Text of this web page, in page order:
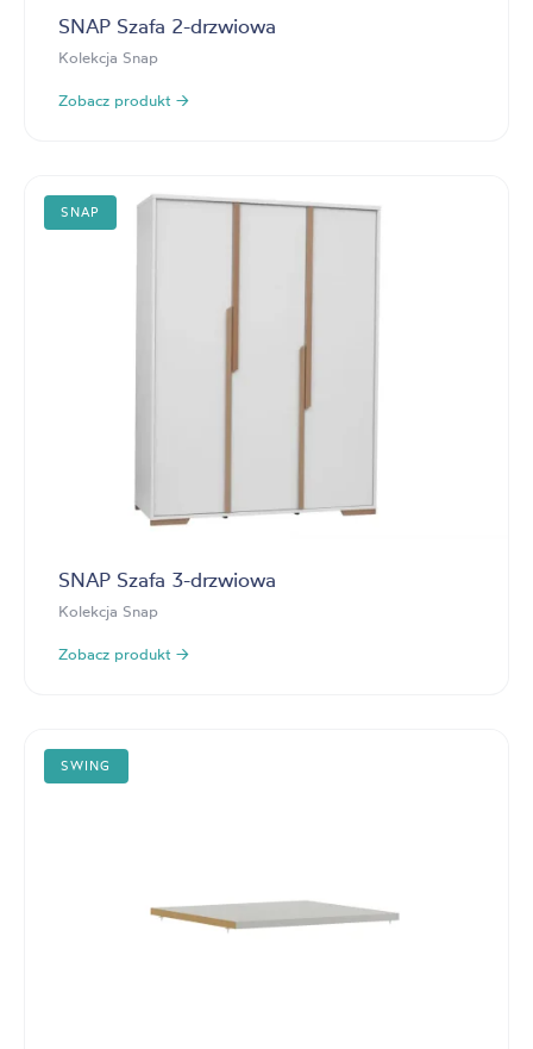
SNAP Szafa 2-drzwiowa
Kolekcja Snap
Zobacz produkt →
SNAP
SNAP Szafa 3-drzwiowa
Kolekcja Snap
Zobacz produkt →
SWING